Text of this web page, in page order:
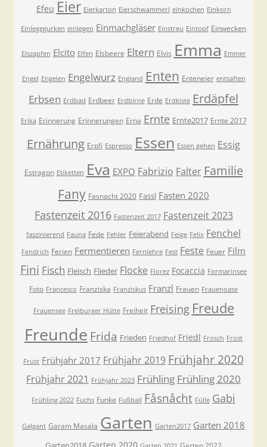
Efeu Eier Eierkarton Eierschwammerl einkochen Einkorn
Einlegegurken einlegen Einmachgläser Einstreu Eintopf Einwecken
Eiszapfen Elcito Elfen Elsbeere Eltern Elvis Emma Emmer
Engel Engelen Engelwurz England Enten Enteneier entsaften
Erbsen Erdbad Erdbeer Erdbirne Erde Erdkiste Erdäpfel
Erika Erinnerung Erinnerungen Erna Ernte Ernte2017 Ernte 2017
Ernährung Erpfi Espresso Essen Essen gehen Essig
Estragon Etiketten Eva EXPO Fabrizio Falter Familie
Fany Fasnacht 2020 Fassl Fasten 2020
Fastenzeit 2016 Fastenzeit 2017 Fastenzeit 2023
faszinierend Fauna Fede Fehler Feierabend Feige Felix Fenchel
Fendrich Ferien Fermentieren Fernlehre Fest Feste Feuer Film
Fini Fisch Fleisch Flieder Flocke Florez Focaccia Formarinsee
Foto Francesco Franziska Franziskus Franzl Frauen Frauenoase
Frauensee Freiburger Hütte Freiheit Freising Freude
Freunde Frida Frieden Friedhof Friedl Frosch Frost
Frust Frühjahr 2017 Frühjahr 2019 Frühjahr 2020
Frühjahr 2021 Frühjahr 2023 Frühling Frühling 2020
Frühling 2022 Fuchs Funke Fußball Fåsnåcht Fülle Gabi
Galgant Garam Masala Garten Garten2017 Garten 2018